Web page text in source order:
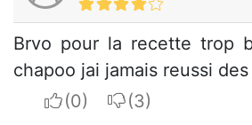
Brvo pour la recette trop
chapoo jai jamais reussi
I apreciateI do not